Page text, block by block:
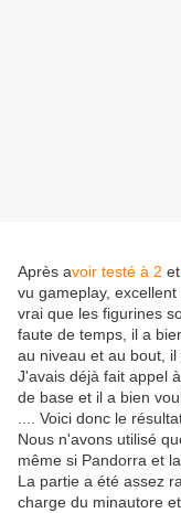
Après avoir testé à 2 et
vu gameplay,
vrai que les figurines
faute de temps, il a
au niveau et au bout,
J'avais déjà fait appel
de base et il a bien
.... Voici donc le
Nous n'avons utilisé
même si Pandorra et
La partie a été assez
charge du minautore